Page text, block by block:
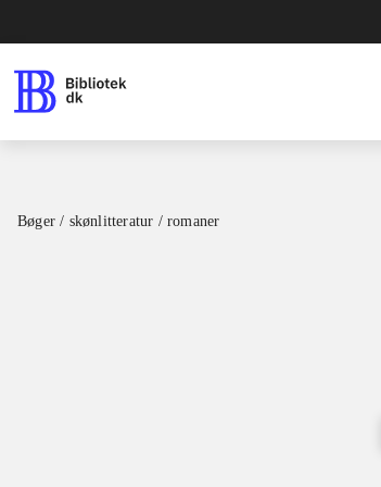
Bøger / skønlitteratur / romaner